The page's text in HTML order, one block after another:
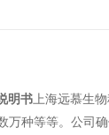
明书 上海远慕生
万种等等。公司